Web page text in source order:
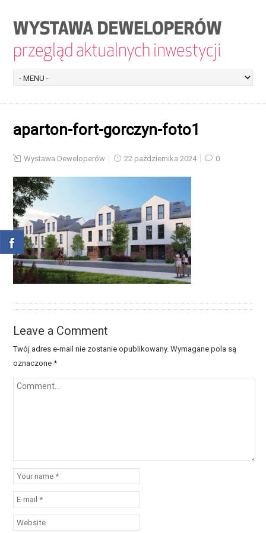
aparton-fort-gorczyn-foto1
Wystawa Deweloperów 22 października 2024 0
Leave a Comment
Twój adres e-mail nie zostanie opublikowany. Wymagane pola są
oznaczone*